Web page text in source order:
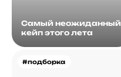
Самый неожиданный
кейп этого лета
#подборка